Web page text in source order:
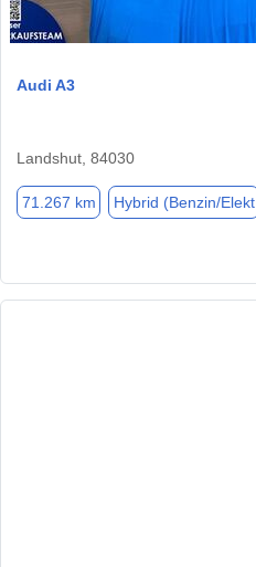
Audi A3
Landshut, 84030
71.267 km Hybrid (Benzin/Elekt